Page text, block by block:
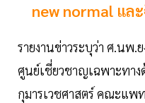
new normal แล
รายงานข่าวระบุว่า ศ.นพ
ศูนย์เชี่ยวชาญเฉพาะทาง
กุมารเวชศาสตร์ คณะแพ